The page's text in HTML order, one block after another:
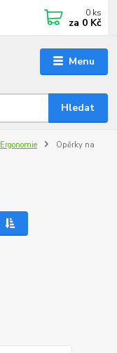
Menu
Hledat
0 ks
za 0 Kč
Ergonomie
Opěrky na